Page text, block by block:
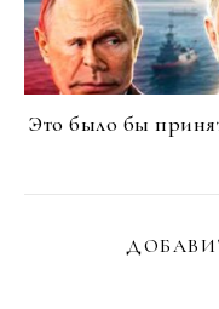
Это было бы